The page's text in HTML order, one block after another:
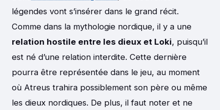
légendes vont s’insérer dans le grand récit.
Comme dans la mythologie nordique, il y a une
relation hostile entre les dieux et Loki, puisqu’il
est né d’une relation interdite. Cette dernière
pourra être représentée dans le jeu, au moment
où Atreus trahira possiblement son père ou même
les dieux nordiques. De plus, il faut noter et ne